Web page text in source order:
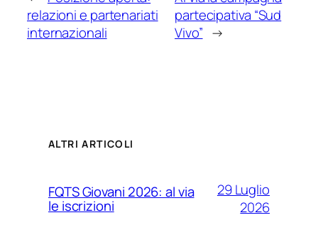
relazioni e partenariati
internazionali
partecipativa “Sud
Vivo” →
ALTRI ARTICOLI
FQTS Giovani 2026: al via
le iscrizioni
29 Luglio
2026